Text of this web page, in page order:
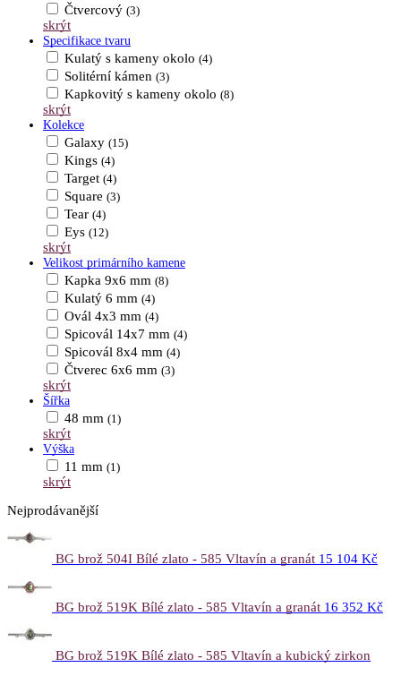
Čtvercový (3)
skrýt
Specifikace tvaru
Kulatý s kameny okolo (4)
Solitérní kámen (3)
Kapkovitý s kameny okolo (8)
skrýt
Kolekce
Galaxy (15)
Kings (4)
Target (4)
Square (3)
Tear (4)
Eys (12)
skrýt
Velikost primárního kamene
Kapka 9x6 mm (8)
Kulatý 6 mm (4)
Ovál 4x3 mm (4)
Spicovál 14x7 mm (4)
Spicovál 8x4 mm (4)
Čtverec 6x6 mm (3)
skrýt
Šířka
48 mm (1)
skrýt
Výška
11 mm (1)
skrýt
Nejprodávanější
BG brož 504I Bílé zlato - 585 Vltavín a granát 15 104 Kč
BG brož 519K Bílé zlato - 585 Vltavín a granát 16 352 Kč
BG brož 519K Bílé zlato - 585 Vltavín a kubický zirkon